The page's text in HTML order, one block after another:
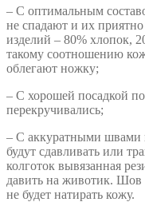
– С оптимальным
не спадают и их
изделий – 80% хлопок,
такому соотношению
облегают ножку;
– С хорошей посадкой
перекручивались;
– С аккуратными швами
будут сдавливать или
колготок вывязанная
давить на животик. Шов
не будет натирать кожу.